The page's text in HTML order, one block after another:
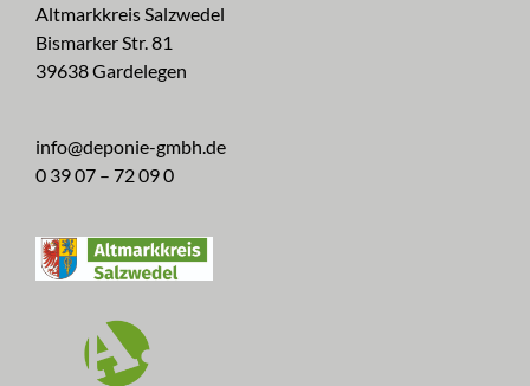
Altmarkkreis Salzwedel
Bismarker Str. 81
39638 Gardelegen
info@deponie-gmbh.de
0 39 07 – 72 09 0